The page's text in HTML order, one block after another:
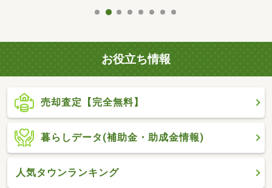
お役立ち情報
売却査定【完全無料】
暮らしデータ(補助金・助成金情報)
人気タウンランキング